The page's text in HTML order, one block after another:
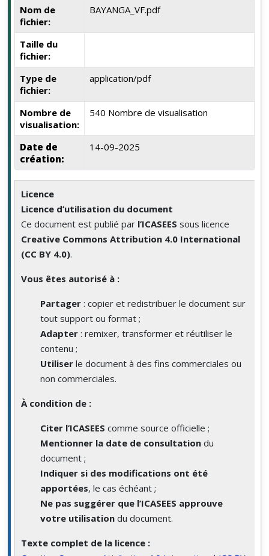
Nom de
fichier:
BAYANGA_VF.pdf
Taille du
fichier:
Type de
fichier:
application/pdf
Nombre de
visualisation:
540 Nombre de visualisation
Date de
création:
14-09-2025
Licence
Licence d’utilisation du document
Ce document est publié par l’ICASEES sous licence
Creative Commons Attribution 4.0 International
(CC BY 4.0).
Vous êtes autorisé à :
Partager : copier et redistribuer le document sur
tout support ou format ;
Adapter : remixer, transformer et réutiliser le
contenu ;
Utiliser le document à des fins commerciales ou
non commerciales.
À condition de :
Citer l’ICASEES comme source officielle ;
Mentionner la date de consultation du
document ;
Indiquer si des modifications ont été
apportées, le cas échéant ;
Ne pas suggérer que l’ICASEES approuve
votre utilisation du document.
Texte complet de la licence :